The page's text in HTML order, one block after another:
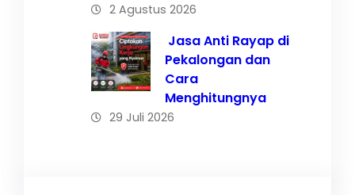
2 Agustus 2026
Jasa Anti Rayap di
Pekalongan dan
Cara
Menghitungnya
29 Juli 2026